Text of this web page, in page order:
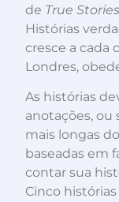
de True
Histórias
cresce a cada
Londres,
As histórias
anotações, ou
mais longas
baseadas em
contar sua
Cinco